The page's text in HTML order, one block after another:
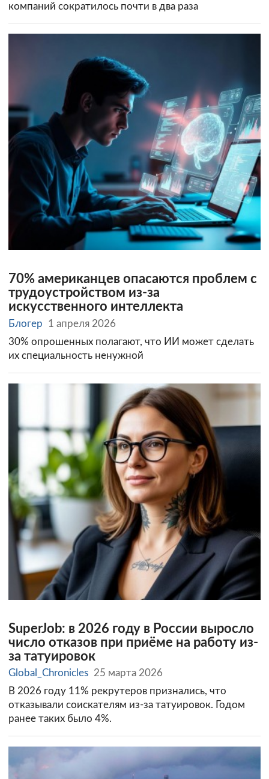
компаний сократилось почти в два раза
70% американцев опасаются проблем с
трудоустройством из-за
искусственного интеллекта
Блогер
1 апреля 2026
30% опрошенных полагают, что ИИ может сделать
их специальность ненужной
SuperJob: в 2026 году в России выросло
число отказов при приёме на работу из-
за татуировок
Global_Chronicles 25 марта 2026
В 2026 году 11% рекрутеров признались, что
отказывали соискателям из-за татуировок. Годом
ранее таких было 4%.